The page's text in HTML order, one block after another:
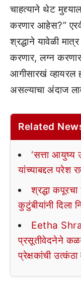
चाहत्याने थेट
करणार आहेस?”
श्रद्धाने यावेळी
करणार, लग्न
आगीसारखं
असल्याचा अंदाज
Related
‘सत्ता
यांच्याबद्दल परेश
श्रद्धा
कुटुंबीयांनी दिला
Eetha
प्रसूतीवेदनेने
प्रेक्षकांची